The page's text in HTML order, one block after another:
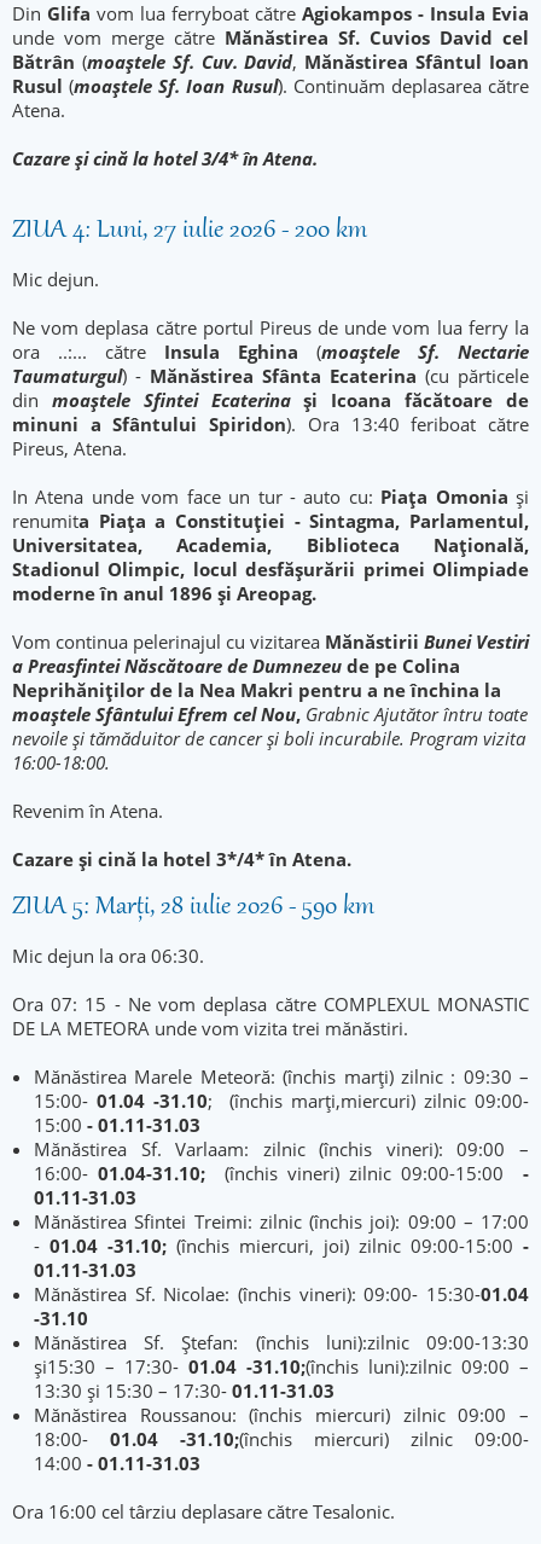
Din Glifa vom lua ferryboat către Agiokampos - Insula Evia
unde vom merge către Mănăstirea Sf. Cuvios David cel
Bătrân (moaştele Sf. Cuv. David, Mănăstirea Sfântul Ioan
Rusul (moaştele Sf. Ioan Rusul). Continuăm deplasarea către
Atena.
Cazare și cină la hotel 3/4* în Atena.
ZIUA 4: Luni, 27 iulie 2026 - 200 km
Mic dejun.
Ne vom deplasa către portul Pireus de unde vom lua ferry la
ora ..:... către Insula Eghina (moaştele Sf. Nectarie
Taumaturgul) - Mănăstirea Sfânta Ecaterina (cu părticele
din moaștele Sfintei Ecaterinași Icoana făcătoare de
minuni a Sfântului Spiridon). Ora 13:40 feriboat către
Pireus, Atena.
In Atena unde vom face un tur - auto cu: Piața Omonia și
renumita Piața a Constituției - Sintagma, Parlamentul,
Universitatea, Academia, Biblioteca Națională,
Stadionul Olimpic, locul desfășurării primei Olimpiade
moderne în anul 1896 și Areopag.
Vom continua pelerinajul cu vizitarea Mănăstirii Bunei Vestiri
a Preasfintei Născătoare de Dumnezeu de pe Colina
Neprihăniților de la Nea Makri pentru a ne închina la
moaștele Sfântului Efrem cel Nou, Grabnic Ajutător întru toate
nevoile şi tămăduitor de cancer şi boli incurabile. Program vizita
16:00-18:00.
Revenim în Atena.
Cazare și cină la hotel 3*/4* în Atena.
ZIUA 5: Marți, 28 iulie 2026 - 590 km
Mic dejun la ora 06:30.
Ora 07: 15 - Ne vom deplasa către COMPLEXUL MONASTIC
DE LA METEORA unde vom vizita trei mănăstiri.
Mănăstirea Marele Meteoră: (închis marți) zilnic : 09:30 –
15:00- 01.04 -31.10; (închis marți,miercuri) zilnic 09:00-
15:00 - 01.11-31.03
Mănăstirea Sf. Varlaam: zilnic (închis vineri): 09:00 –
16:00- 01.04-31.10; (închis vineri) zilnic 09:00-15:00
-
01.11-31.03
Mănăstirea Sfintei Treimi: zilnic (închis joi): 09:00 – 17:00
- 01.04 -31.10; (închis miercuri, joi) zilnic 09:00-15:00 -
01.11-31.03
Mănăstirea Sf. Nicolae: (închis vineri): 09:00- 15:30-01.04
-31.10
Mănăstirea Sf. Ștefan: (închis luni):zilnic 09:00-13:30
și15:30 – 17:30- 01.04 -31.10;(închis luni):zilnic 09:00 –
13:30 și 15:30 – 17:30- 01.11-31.03
Mănăstirea Roussanou: (închis miercuri) zilnic 09:00 –
18:00- 01.04 -31.10;(închis miercuri) zilnic 09:00-
14:00 - 01.11-31.03
Ora 16:00 cel târziu deplasare către Tesalonic.